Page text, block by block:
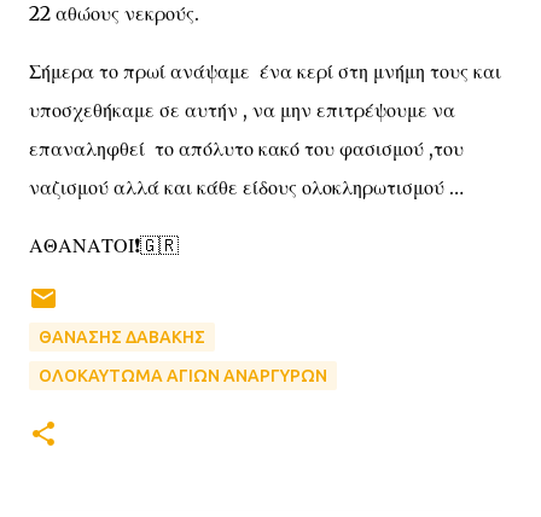
22 αθώους νεκρούς.
Σήμερα το πρωί ανάψαμε ένα κερί στη μνήμη τους και
υποσχεθήκαμε σε αυτήν , να μην επιτρέψουμε να
επαναληφθεί το απόλυτο κακό του φασισμού ,του
ναζισμού αλλά και κάθε είδους ολοκληρωτισμού …
ΑΘΑΝΑΤΟΙ❗️🇬🇷
ΘΑΝΑΣΗΣ ΔΑΒΑΚΗΣ
ΟΛΟΚΑΥΤΩΜΑ ΑΓΙΩΝ ΑΝΑΡΓΥΡΩΝ